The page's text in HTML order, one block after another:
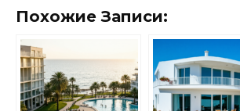
Похожие Записи: